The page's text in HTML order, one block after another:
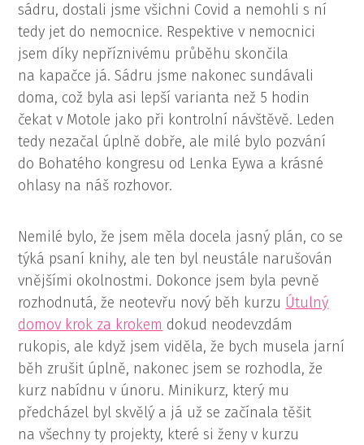
sádru, dostali jsme všichni Covid a nemohli s ní
tedy jet do nemocnice. Respektive v nemocnici
jsem díky nepříznivému průběhu skončila
na kapačce já. Sádru jsme nakonec sundávali
doma, což byla asi lepší varianta než 5 hodin
čekat v Motole jako při kontrolní návštěvě. Leden
tedy nezačal úplně dobře, ale milé bylo pozvání
do Bohatého kongresu od Lenka Eywa a krásné
ohlasy na náš rozhovor.
Nemilé bylo, že jsem měla docela jasný plán, co se
týká psaní knihy, ale ten byl neustále narušován
vnějšími okolnostmi. Dokonce jsem byla pevně
rozhodnutá, že neotevřu nový běh kurzu Útulný
domov krok za krokem dokud neodevzdám
rukopis, ale když jsem viděla, že bych musela jarní
běh zrušit úplně, nakonec jsem se rozhodla, že
kurz nabídnu v únoru. Minikurz, který mu
předcházel byl skvělý a já už se začínala těšit
na všechny ty projekty, které si ženy v kurzu